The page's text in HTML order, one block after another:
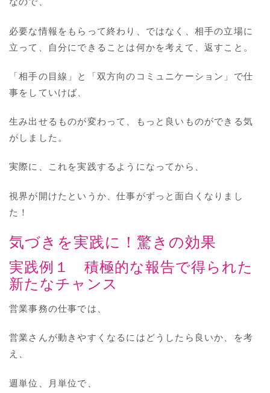
必要な情報をもらって終わり、ではなく、相手の立場に
立って、自分にできることは何かを考えて、返すこと。
「相手の目線」と「双方向のコミュニケーション」で仕
事をしていけば、
生み出せるものが変わって、もっと良いものができる気
がしました。
実際に、これを実践するようになってから、
視界が開けたというか、仕事がずっと面白くなりまし
た！
気づきを実践に！驚きの効果
実践例１ 積極的な報告で得られた
新たなチャンス
営業事務の仕事では、
営業さんが動きやすくなるにはどうしたら良いか、を考
え、
週単位、月単位で、